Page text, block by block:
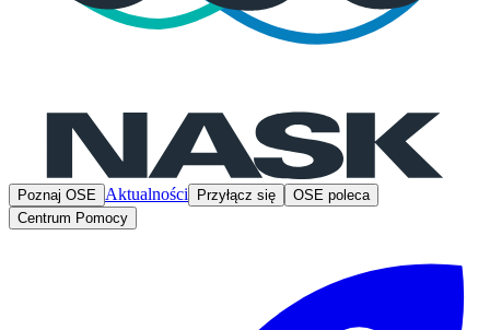
Poznaj OSE Aktualności Przyłącz się
OSE poleca
Centrum Pomocy